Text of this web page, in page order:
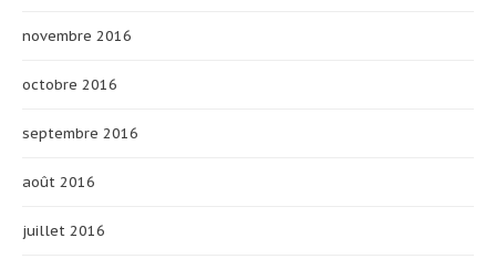
novembre 2016
octobre 2016
septembre 2016
août 2016
juillet 2016